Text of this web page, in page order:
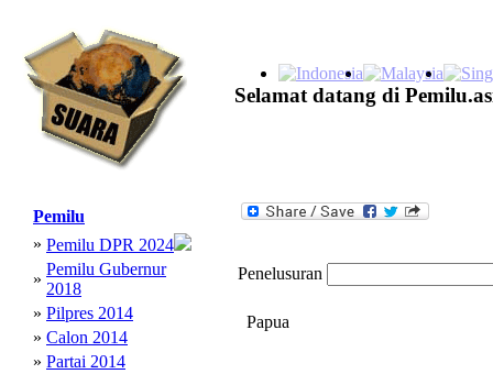
Selamat datang di
Pemilu
» Pemilu DPR 2024
»
Pemilu Gubernur
2018
» Pilpres 2014
» Calon 2014
» Partai 2014
Penelusuran
Papua